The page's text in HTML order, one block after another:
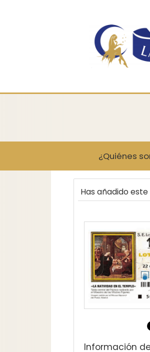
¿Quiénes
Has añadido
Información